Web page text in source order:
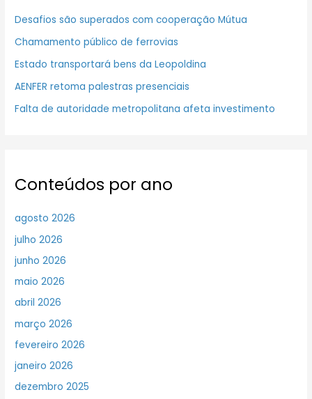
Desafios são superados com cooperação Mútua
Chamamento público de ferrovias
Estado transportará bens da Leopoldina
AENFER retoma palestras presenciais
Falta de autoridade metropolitana afeta investimento
Conteúdos por ano
agosto 2026
julho 2026
junho 2026
maio 2026
abril 2026
março 2026
fevereiro 2026
janeiro 2026
dezembro 2025